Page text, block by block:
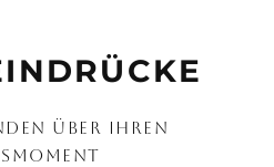
ÜBER IHREN